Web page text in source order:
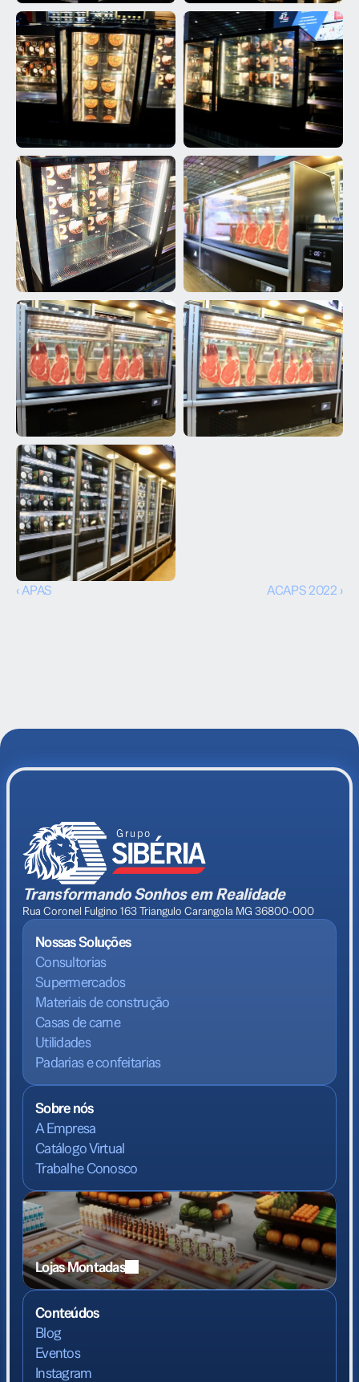
‹ APAS ACAPS 2022 ›
Transformando Sonhos em Realidade
Rua Coronel Fulgino 163 Triangulo Carangola MG 36800-000
Nossas Soluções
Consultorias
Supermercados
Materiais de construção
Casas de carne
Utilidades
Padarias e confeitarias
Sobre nós
A Empresa
Catálogo Virtual
Trabalhe Conosco
Lojas Montadas
Conteúdos
Blog
Eventos
Instagram